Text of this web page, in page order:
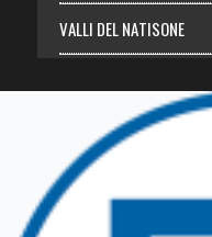
VALLI DEL NATISONE
TRICESIMO
TARCENTO
GEMONA DEL FRIULI